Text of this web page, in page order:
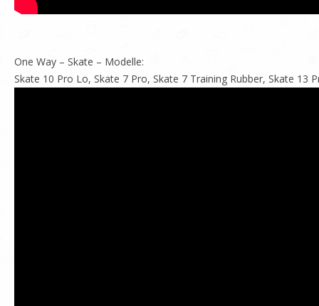
One Way – Skate – Modelle:
Skate 10 Pro Lo, Skate 7 Pro, Skate 7 Training Rubber, Skate 13